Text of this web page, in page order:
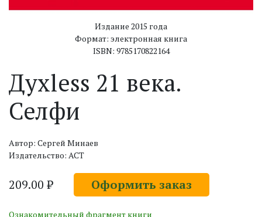
Издание 2015 года
Формат: электронная книга
ISBN: 9785170822164
Дyxless 21 века.
Селфи
Автор: Сергей Минаев
Издательство: АСТ
209.00 ₽ Оформить заказ
Ознакомительный фрагмент книги